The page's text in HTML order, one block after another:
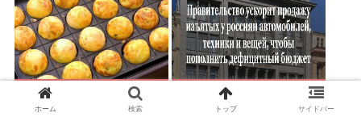
ぼく「ラ・ムー安っ！」「たこ
やきうまっ」おじ「幸福の科学
が～」⇐こいつ
ロシアさん、国民の財産を没収
しはじめる
ホーム 検索 トップ サイドバー